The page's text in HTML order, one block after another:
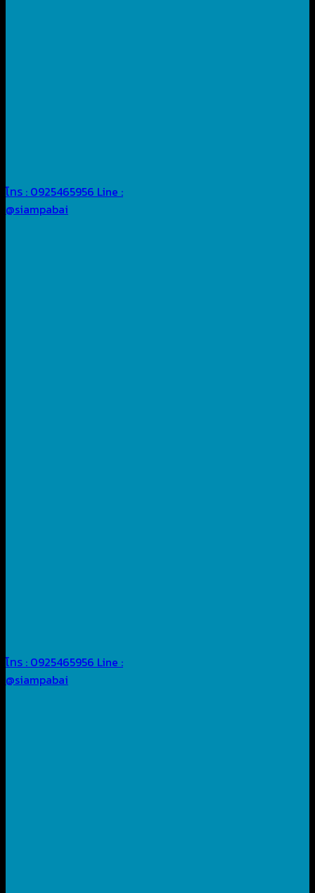
โทร : 0925465956 Line :
@siampabai
โทร : 0925465956 Line :
@siampabai